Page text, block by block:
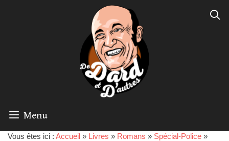
Menu
Vous êtes ici : Accueil » Livres » Romans » Spécial-Police »